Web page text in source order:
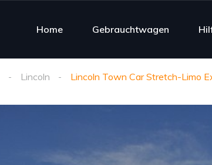
Home Gebrauchtwagen
Lincoln Lincoln Town Car Stretch-Limo